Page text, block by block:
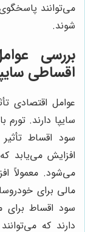
می‌توانند
شوند.
بررسی
اقساطی
عوامل اقتصادی
سایپا دارند.
سود اقساط
افزایش می‌یابد
می‌شود. معمولاً
مالی برای
سود اقساط برای
دارند که